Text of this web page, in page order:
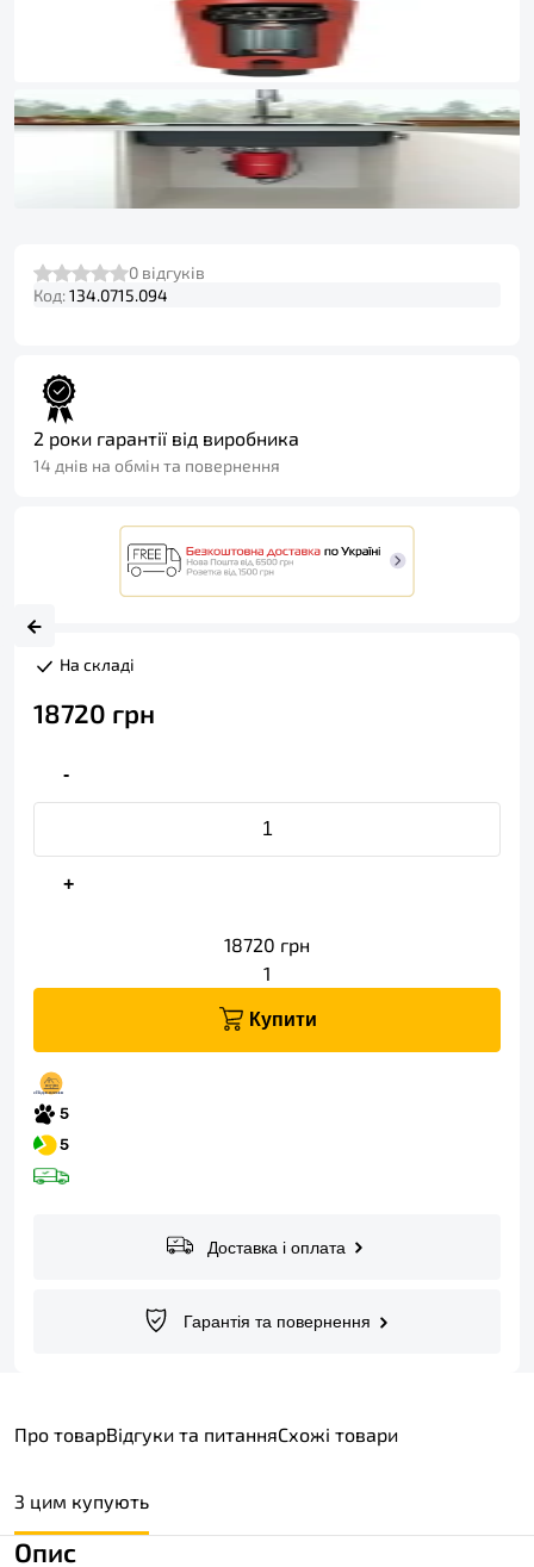
0 відгуків
Код:134.0715.094
2 роки гарантії від виробника
14 днів на обмін та повернення
На складі
18720 грн
-
+
18720 грн
1
Купити
Доставка і оплата
Гарантія та повернення
Про товарВідгуки та питанняСхожі товари
З цим купують
Опис